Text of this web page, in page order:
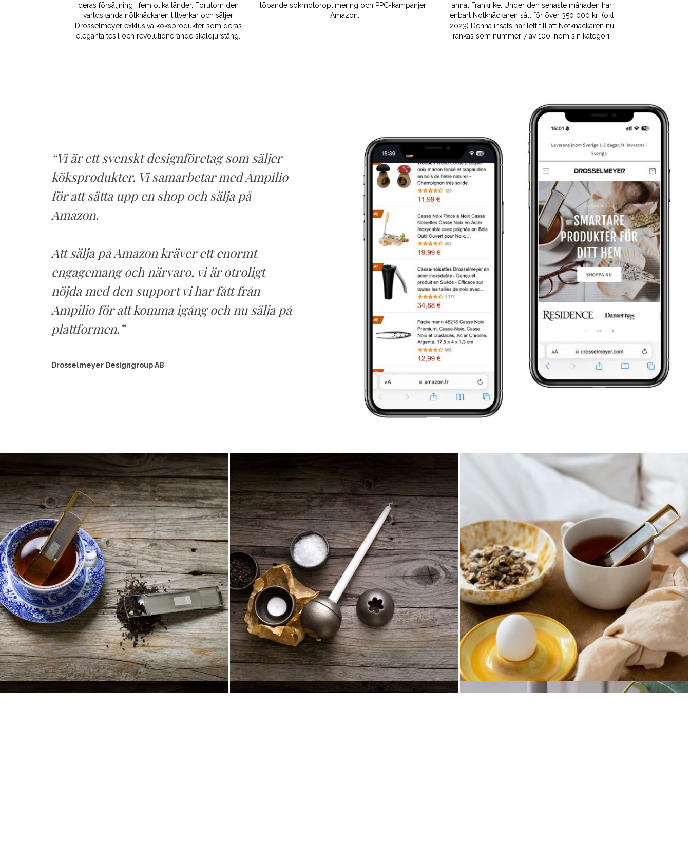
deras försäljning i fem olika länder. Förutom den
världskända nötknäckaren tillverkar och säljer
Drosselmeyer exklusiva köksprodukter som deras
eleganta tesil och revolutionerande skaldjurstång.
löpande sökmotoroptimering och PPC-kampanjer i
Amazon.
annat Frankrike. Under den senaste månaden har
enbart Nötknäckaren sålt för över 350 000 kr! (okt
2023) Denna insats har lett till att Nötknäckaren nu
rankas som nummer 7 av 100 inom sin kategori.
“Vi är ett svenskt designföretag som säljer
köksprodukter. Vi samarbetar med Ampilio
för att sätta upp en shop och sälja på
Amazon.
Att sälja på Amazon kräver ett enormt
engagemang och närvaro, vi är otroligt
nöjda med den support vi har fått från
Ampilio för att komma igång och nu sälja på
plattformen.”
Drosselmeyer Designgroup AB